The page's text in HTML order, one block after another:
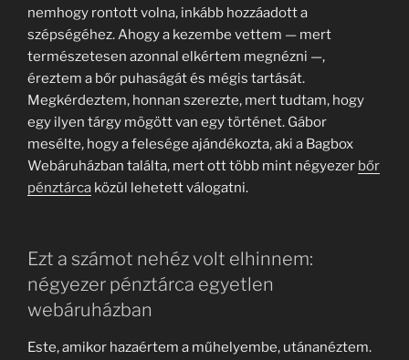
nemhogy rontott volna, inkább hozzáadott a
szépségéhez. Ahogy a kezembe vettem — mert
természetesen azonnal elkértem megnézni —,
éreztem a bőr puhaságát és mégis tartását.
Megkérdeztem, honnan szerezte, mert tudtam, hogy
egy ilyen tárgy mögött van egy történet. Gábor
mesélte, hogy a felesége ajándékozta, aki a Bagbox
Webáruházban találta, mert ott több mint négyezer bőr
pénztárca közül lehetett válogatni.
Ezt a számot nehéz volt elhinnem:
négyezer pénztárca egyetlen
webáruházban
Este, amikor hazaértem a műhelyembe, utánanéztem.